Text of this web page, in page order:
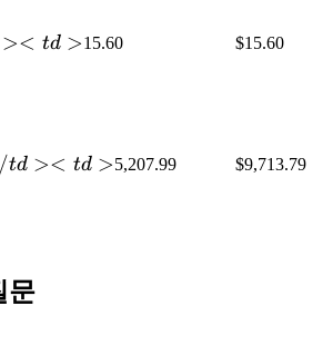
>< td >15.60 $15.60
/td >< td >5,207.99 $9,713.79
문